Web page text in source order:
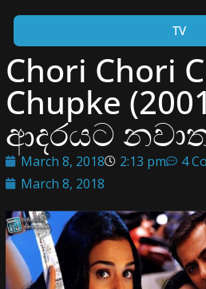
TV
Chori Chori
Chupke
ආදරයට
March 8, 2018 2:13 pm
4
March 8, 2018